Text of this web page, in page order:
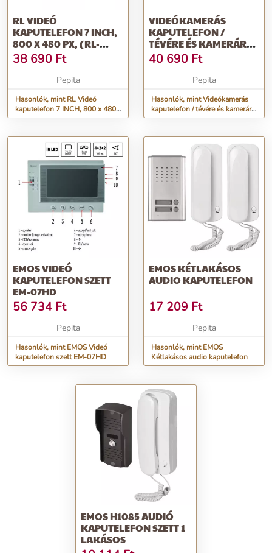
RL VIDEÓ
KAPUTELEFON 7 INCH,
800 X 480 PX, (RL-
C07F), FEHÉR
38 690 Ft
Pepita
Hasonlók, mint RL Videó
kaputelefon 7 INCH, 800 x 480
px, (RL-C07F), Fehér
VIDEÓKAMERÁS
KAPUTELEFON /
TÉVÉRE ÉS KAMERÁRA
IS RÁKÖTHETŐ
40 690 Ft
Pepita
Hasonlók, mint Videókamerás
kaputelefon / tévére és kamerára
is ráköthető
EMOS VIDEÓ
KAPUTELEFON SZETT
EM-07HD
56 734 Ft
Pepita
Hasonlók, mint EMOS Videó
kaputelefon szett EM-07HD
EMOS KÉTLAKÁSOS
AUDIO KAPUTELEFON
17 209 Ft
Pepita
Hasonlók, mint EMOS
Kétlakásos audio kaputelefon
EMOS H1085 AUDIÓ
KAPUTELEFON SZETT 1
LAKÁSOS